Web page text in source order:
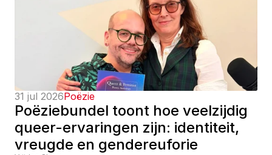
31 jul 2026Poëzie
Poëziebundel toont hoe veelzijdig
queer-ervaringen zijn: identiteit,
vreugde en gendereuforie